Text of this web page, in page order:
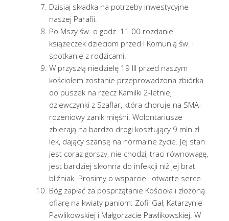
Dzisiaj składka na potrzeby inwestycyjne
naszej Parafii.
Po Mszy św. o godz. 11.00 rozdanie
książeczek dzieciom przed I Komunią św. i
spotkanie z rodzicami.
W przyszłą niedzielę 19 III przed naszym
kościołem zostanie przeprowadzona zbiórka
do puszek na rzecz Kamilki 2-letniej
dziewczynki z Szaflar, która choruje na SMA-
rdzeniowy zanik mięśni. Wolontariusze
zbierają na bardzo drogi kosztujący 9 mln zł.
lek, dający szansę na normalne życie. Jej stan
jest coraz gorszy, nie chodzi, traci równowagę,
jest bardziej skłonna do infekcji niż jej brat
bliźniak. Prosimy o wsparcie i otwarte serce.
Bóg zapłać za posprzątanie Kościoła i złożoną
ofiarę na kwiaty paniom: Zofii Gał, Katarzynie
Pawlikowskiej i Małgorzacie Pawlikowskiej. W